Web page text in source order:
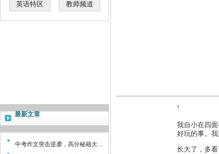
英语特区 教师频道
最新文章
中考作文突击逆袭，高分秘籍大…
!
我自小在四
好玩的事。
长大了，多